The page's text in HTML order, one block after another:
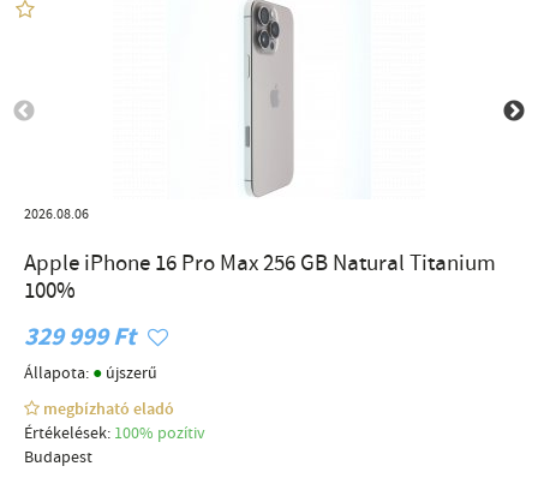
2026.08.06
Apple iPhone 16 Pro Max 256 GB Natural Titanium
100%
329 999 Ft
Állapota: ● újszerű
megbízható eladó
Értékelések: 100% pozítiv
Budapest